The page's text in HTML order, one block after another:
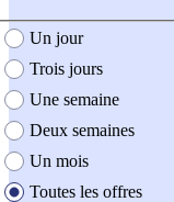
création de l'offre
Un jour
Trois jours
Une semaine
Deux semaines
Un mois
Toutes les offres